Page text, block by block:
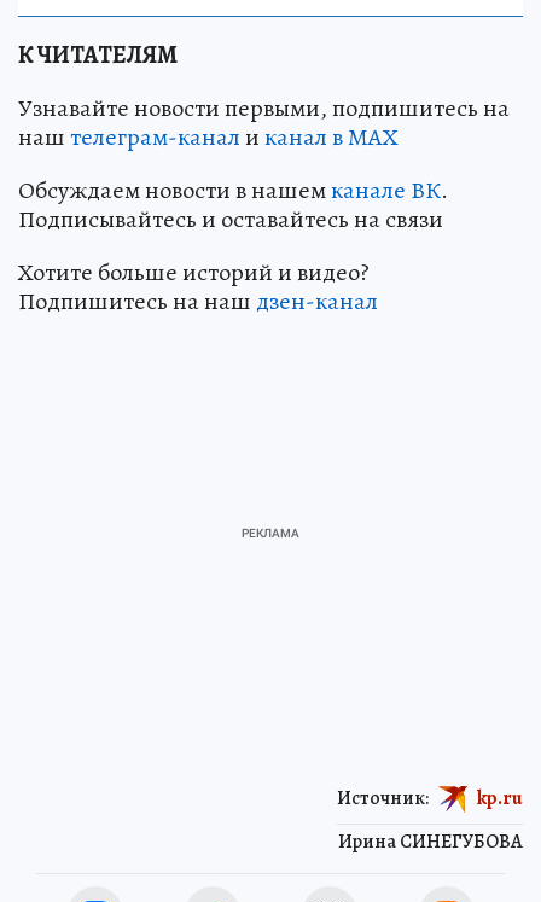
К ЧИТАТЕЛЯМ
Узнавайте новости первыми, подпишитесь на
наштелеграм-каналиканал в МАХ
Обсуждаем новости в нашемканале ВК.
Подписывайтесь и оставайтесь на связи
Хотите больше историй и видео?
Подпишитесь на наш дзен-канал
Ирина СИНЕГУБОВА
Источник: kp.ru